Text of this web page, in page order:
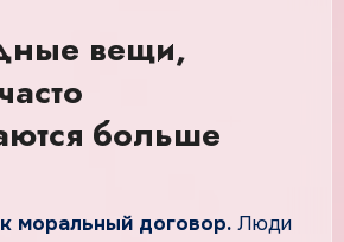
вещи,
больше
моральный договор. Люди